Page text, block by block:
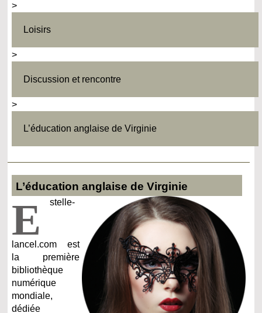
>
Loisirs
>
Discussion et rencontre
>
L’éducation anglaise de Virginie
L’éducation anglaise de Virginie
E stelle-
lancel.com est
la première
bibliothèque
numérique
mondiale,
dédiée